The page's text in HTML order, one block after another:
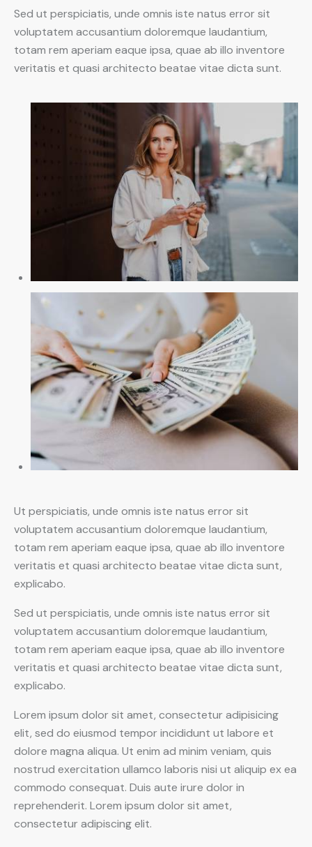
Sed ut perspiciatis, unde omnis iste natus error sit
voluptatem accusantium doloremque laudantium,
totam rem aperiam eaque ipsa, quae ab illo inventore
veritatis et quasi architecto beatae vitae dicta sunt.
Ut perspiciatis, unde omnis iste natus error sit
voluptatem accusantium doloremque laudantium,
totam rem aperiam eaque ipsa, quae ab illo inventore
veritatis et quasi architecto beatae vitae dicta sunt,
explicabo.
Sed ut perspiciatis, unde omnis iste natus error sit
voluptatem accusantium doloremque laudantium,
totam rem aperiam eaque ipsa, quae ab illo inventore
veritatis et quasi architecto beatae vitae dicta sunt,
explicabo.
Lorem ipsum dolor sit amet, consectetur adipisicing
elit, sed do eiusmod tempor incididunt ut labore et
dolore magna aliqua. Ut enim ad minim veniam, quis
nostrud exercitation ullamco laboris nisi ut aliquip ex ea
commodo consequat. Duis aute irure dolor in
reprehenderit. Lorem ipsum dolor sit amet,
consectetur adipiscing elit.